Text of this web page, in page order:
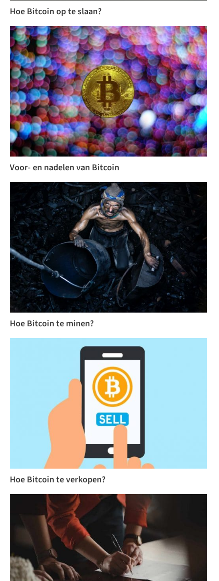
Hoe Bitcoin op te slaan?
Voor- en nadelen van Bitcoin
Hoe Bitcoin te minen?
Hoe Bitcoin te verkopen?